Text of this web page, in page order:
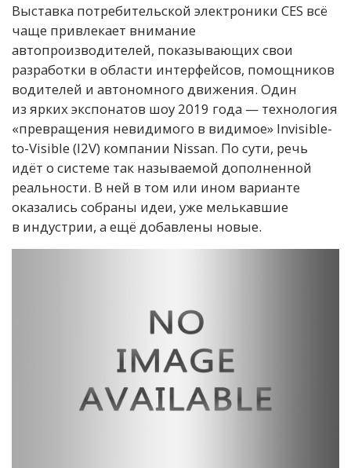
Выставка потребительской электроники CES всё
чаще привлекает внимание
автопроизводителей, показывающих свои
разработки в области интерфейсов, помощников
водителей и автономного движения. Один
из ярких экспонатов шоу 2019 года — технология
«превращения невидимого в видимое» Invisible-
to-Visible (I2V) компании Nissan. По сути, речь
идёт о системе так называемой дополненной
реальности. В ней в том или ином варианте
оказались собраны идеи, уже мелькавшие
в индустрии, а ещё добавлены новые.